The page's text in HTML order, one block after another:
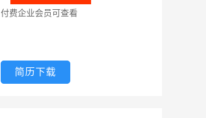
付费企业会员可查看
简历下载